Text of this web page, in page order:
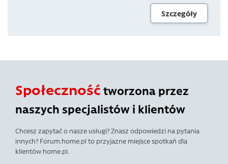
Szczegóły
Społeczność tworzona przez
naszych specjalistów i klientów
Chcesz zapytać o nasze usługi? Znasz odpowiedzi na pytania
innych? Forum.home.pl to przyjazne miejsce spotkań dla
klientów home.pl.